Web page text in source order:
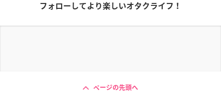
フォローしてより楽しいオタクライフ！
ページの先頭へ